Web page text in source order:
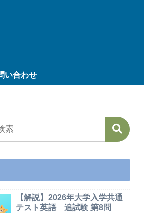
い合わせ
【解説】2026年大学入学共通
テスト英語 追試験 第8問